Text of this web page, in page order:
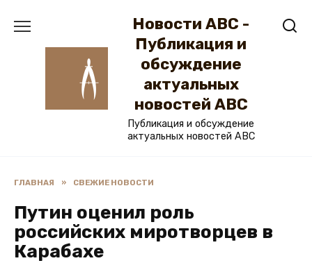
Новости ABC -
Публикация и
обсуждение
актуальных
новостей ABC
Публикация и обсуждение
актуальных новостей ABC
ГЛАВНАЯ » СВЕЖИЕ НОВОСТИ
Путин оценил роль
российских миротворцев в
Карабахе